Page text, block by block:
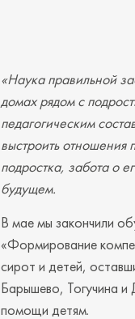
«Наука правильной
домах рядом с
педагогическим
выстроить отношения
подростка, забота о
будущем.
В мае мы закончили
«Формирование
сирот и детей,
Барышево, Тогучина и
помощи детям.